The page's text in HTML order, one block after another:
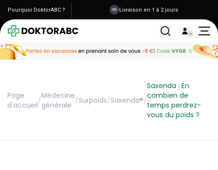
Pourquoi DoktorABC ? Livraison en 1 à 2 jours
Tous les
Page
d'accueil/Médecine
générale /Surpoids/Saxenda®/
Saxenda : En
combien de
temps perdrez-
vous du poids ?